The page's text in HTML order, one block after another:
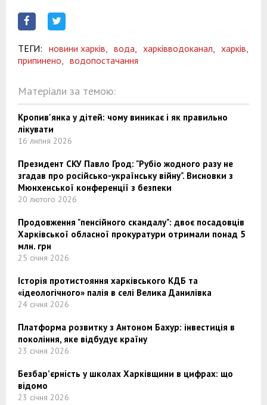
ТЕГИ: новини харків, вода, харківводоканал,
харків,
припинено,
водопостачання
Матеріали за темою:
Кропив'янка у дітей: чому виникає і як правильно
лікувати
16 липня 2026
Президент СКУ Павло Грод: "Рубіо жодного разу не
згадав про російсько-українську війну". Висновки з
Мюнхенської конференції з безпеки
20 лютого 2026
Продовження "пенсійного скандалу": двоє посадовців
Харківської обласної прокуратури отримали понад 5
млн. грн
25 січня 2026
Історія протистояння харківського КДБ та
«ідеологічного» палія в селі Велика Данилівка
24 січня 2026
Платформа розвитку з Антоном Бахур: інвестиція в
покоління, яке відбудує країну
23 січня 2026
Безбар’єрність у школах Харківщини в цифрах: що
відомо
23 січня 2026